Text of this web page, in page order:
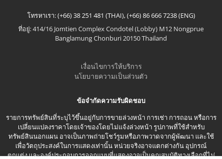
โทรหาเรา: (+66) 38 251 481 (THAI), (+66) 86 666 7238 (ENG)
ที่อยู่: 414/16 Jomtien Complex Condotel (Lobby) M12 Nongprue
Banglamung Chonburi 20150 Thailand
เงื่อนไขการให้บริการ
นโยบายความเป็นส่วนตัว
ข้อจำกัดความรับผิดชอบ
รายการทรัพย์สินที่ระบุไว้ขึ้นอยู่กับการขายล่วงหน้า การเช่า การถอน หรือการ
เปลี่ยนแปลงราคาโดยเจ้าของโดยไม่แจ้งล่วงหน้า รูปภาพที่ใช้สำหรับ
ทรัพย์สินนอกแผน อาจเป็นภาพถ่ายโชว์รูมหรือภาพวาดจากผู้พัฒนา และใช้
เพื่อวัตถุประสงค์ในการแสดงเท่านั้น หน่วยจริงอาจแตกต่างกัน อุปกรณ์
ตกแต่ง และองค์ประกอบการออกแบบที่แสดงอาจเป็นคุณสมบัติทางเลือกที่ไม่